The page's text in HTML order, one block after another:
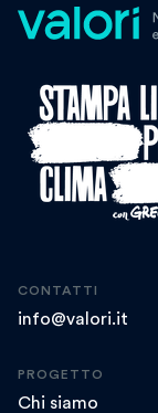
CONTATTI
info@valori.it
PROGETTO
Chi siamo